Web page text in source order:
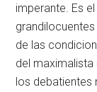
imperante. Es
de las
del
los debatientes